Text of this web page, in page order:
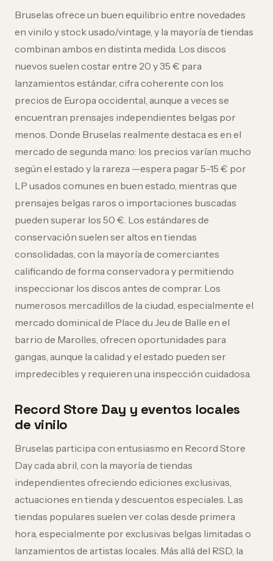
Bruselas ofrece un buen equilibrio entre novedades
en vinilo y stock usado/vintage, y la mayoría de tiendas
combinan ambos en distinta medida. Los discos
nuevos suelen costar entre 20 y 35 € para
lanzamientos estándar, cifra coherente con los
precios de Europa occidental, aunque a veces se
encuentran prensajes independientes belgas por
menos. Donde Bruselas realmente destaca es en el
mercado de segunda mano: los precios varían mucho
según el estado y la rareza —espera pagar 5-15 € por
LP usados comunes en buen estado, mientras que
prensajes belgas raros o importaciones buscadas
pueden superar los 50 €. Los estándares de
conservación suelen ser altos en tiendas
consolidadas, con la mayoría de comerciantes
calificando de forma conservadora y permitiendo
inspeccionar los discos antes de comprar. Los
numerosos mercadillos de la ciudad, especialmente el
mercado dominical de Place du Jeu de Balle en el
barrio de Marolles, ofrecen oportunidades para
gangas, aunque la calidad y el estado pueden ser
impredecibles y requieren una inspección cuidadosa.
Record Store Day y eventos locales
de vinilo
Bruselas participa con entusiasmo en Record Store
Day cada abril, con la mayoría de tiendas
independientes ofreciendo ediciones exclusivas,
actuaciones en tienda y descuentos especiales. Las
tiendas populares suelen ver colas desde primera
hora, especialmente por exclusivas belgas limitadas o
lanzamientos de artistas locales. Más allá del RSD, la